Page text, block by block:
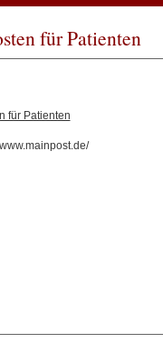
für Patienten
für Patienten